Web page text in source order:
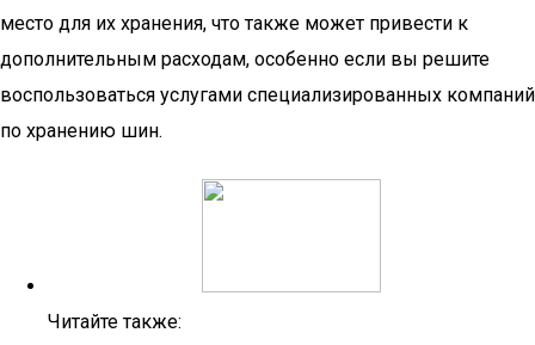
место для их хранения, что также может привести к
дополнительным расходам, особенно если вы решите
воспользоваться услугами специализированных компаний
по хранению шин.
Читайте также: